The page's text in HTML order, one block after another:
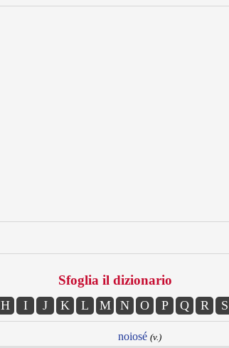
Sfoglia il dizionario
H I J K L M N O P Q R S
noiosé (v.)